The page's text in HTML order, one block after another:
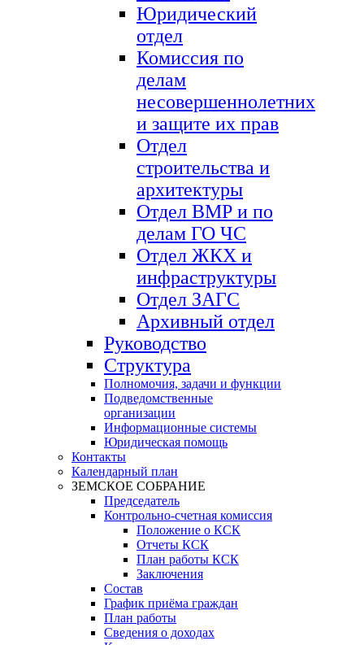
Юридический
отдел
Комиссия по
делам
несовершеннолетних
и защите их прав
Отдел
строительства и
архитектуры
Отдел ВМР и по
делам ГО ЧС
Отдел ЖКХ и
инфраструктуры
Отдел ЗАГС
Архивный отдел
Руководство
Структура
Полномочия, задачи и функции
Подведомственные
организации
Информационные системы
Юридическая помощь
Контакты
Календарный план
ЗЕМСКОЕ СОБРАНИЕ
Председатель
Контрольно-счетная комиссия
Положение о КСК
Отчеты КСК
План работы КСК
Заключения
Состав
График приёма граждан
План работы
Сведения о доходах